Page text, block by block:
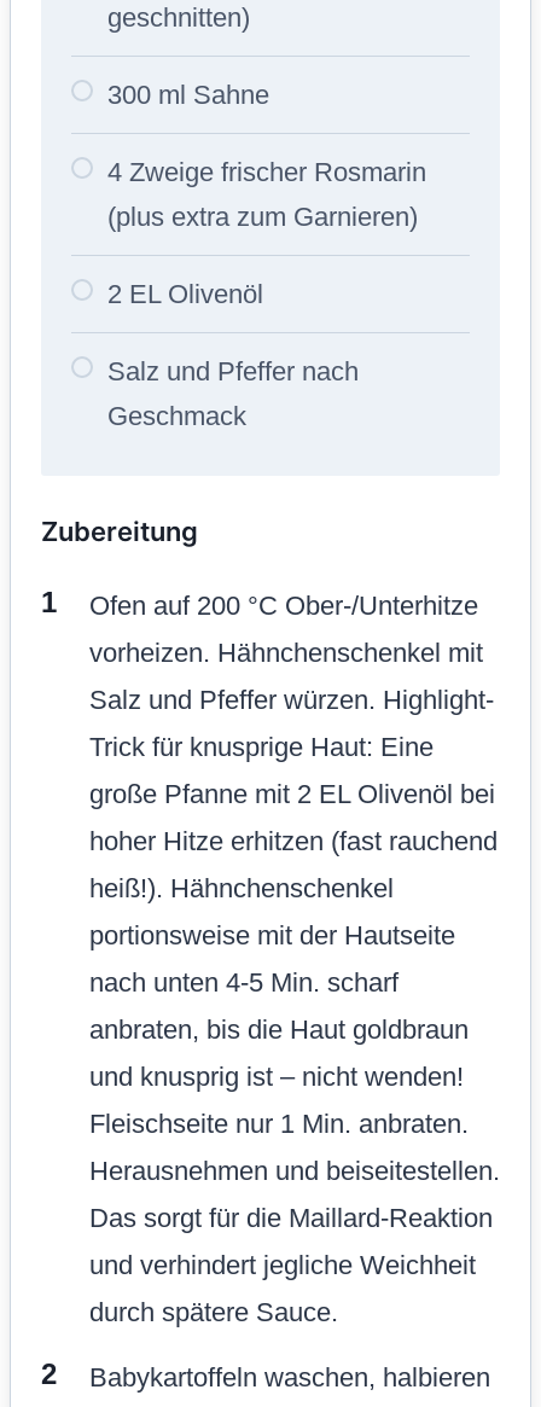
geschnitten)
300 ml Sahne
4 Zweige frischer Rosmarin
(plus extra zum Garnieren)
2 EL Olivenöl
Salz und Pfeffer nach
Geschmack
Zubereitung
Ofen auf 200 °C Ober-/Unterhitze
vorheizen. Hähnchenschenkel mit
Salz und Pfeffer würzen. Highlight-
Trick für knusprige Haut: Eine
große Pfanne mit 2 EL Olivenöl bei
hoher Hitze erhitzen (fast rauchend
heiß!). Hähnchenschenkel
portionsweise mit der Hautseite
nach unten 4-5 Min. scharf
anbraten, bis die Haut goldbraun
und knusprig ist – nicht wenden!
Fleischseite nur 1 Min. anbraten.
Herausnehmen und beiseitestellen.
Das sorgt für die Maillard-Reaktion
und verhindert jegliche Weichheit
durch spätere Sauce.
Babykartoffeln waschen, halbieren